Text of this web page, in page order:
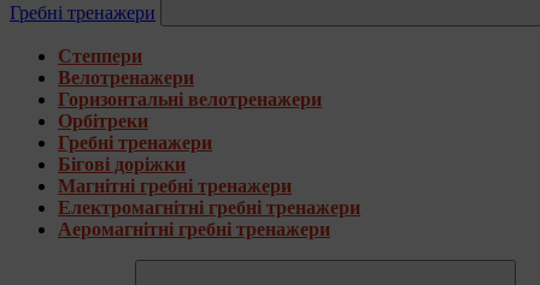
Гребні тренажери
Степпери
Велотренажери
Горизонтальні велотренажери
Орбітреки
Гребні тренажери
Бігові доріжки
Магнітні гребні тренажери
Електромагнітні гребні тренажери
Аеромагнітні гребні тренажери